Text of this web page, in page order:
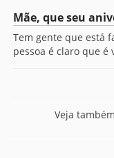
Mãe, que seu
Tem gente que está
pessoa é claro que é
Veja